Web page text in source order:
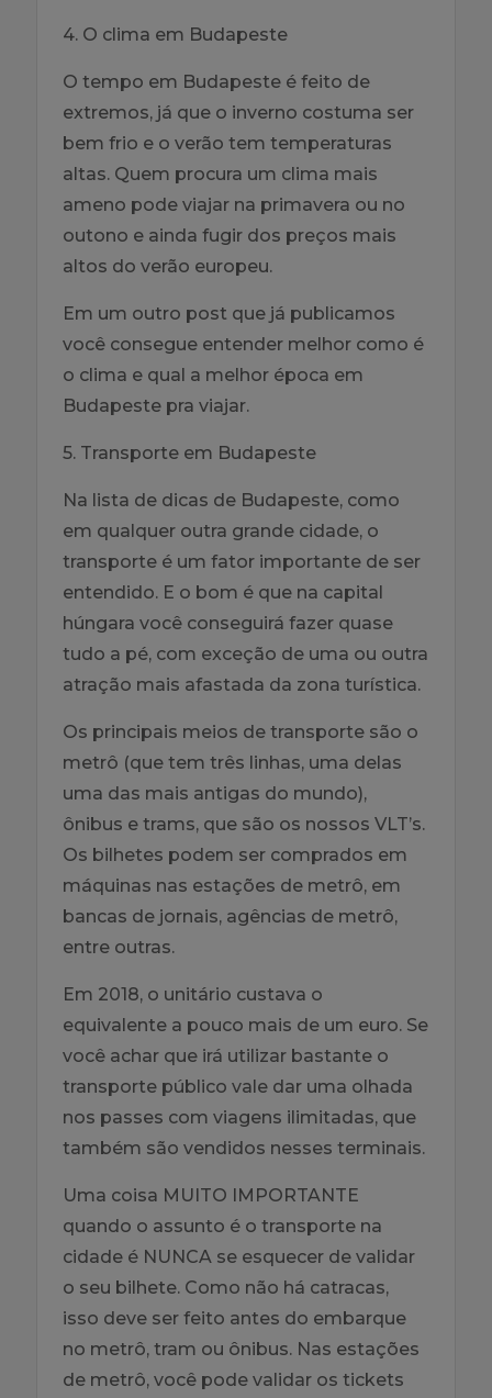
4. O clima em Budapeste
O tempo em Budapeste é feito de
extremos, já que o inverno costuma ser
bem frio e o verão tem temperaturas
altas. Quem procura um clima mais
ameno pode viajar na primavera ou no
outono e ainda fugir dos preços mais
altos do verão europeu.
Em um outro post que já publicamos
você consegue entender melhor como é
o clima e qual a melhor época em
Budapeste pra viajar.
5. Transporte em Budapeste
Na lista de dicas de Budapeste, como
em qualquer outra grande cidade, o
transporte é um fator importante de ser
entendido. E o bom é que na capital
húngara você conseguirá fazer quase
tudo a pé, com exceção de uma ou outra
atração mais afastada da zona turística.
Os principais meios de transporte são o
metrô (que tem três linhas, uma delas
uma das mais antigas do mundo),
ônibus e trams, que são os nossos VLT’s.
Os bilhetes podem ser comprados em
máquinas nas estações de metrô, em
bancas de jornais, agências de metrô,
entre outras.
Em 2018, o unitário custava o
equivalente a pouco mais de um euro. Se
você achar que irá utilizar bastante o
transporte público vale dar uma olhada
nos passes com viagens ilimitadas, que
também são vendidos nesses terminais.
Uma coisa MUITO IMPORTANTE
quando o assunto é o transporte na
cidade é NUNCA se esquecer de validar
o seu bilhete. Como não há catracas,
isso deve ser feito antes do embarque
no metrô, tram ou ônibus. Nas estações
de metrô, você pode validar os tickets